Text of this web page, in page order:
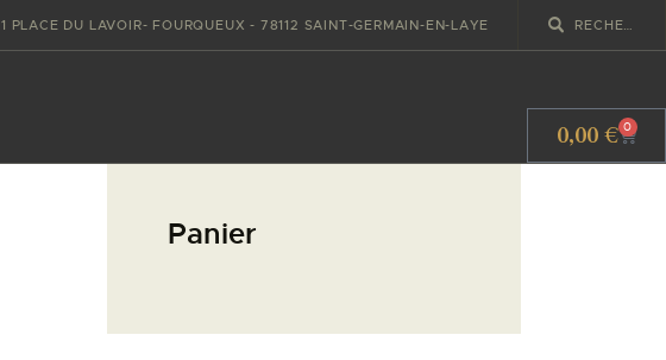
1 PLACE DU LAVOIR- FOURQUEUX - 78112 SAINT-GERMAIN-EN-LAYE
0,00€ 0
Panier